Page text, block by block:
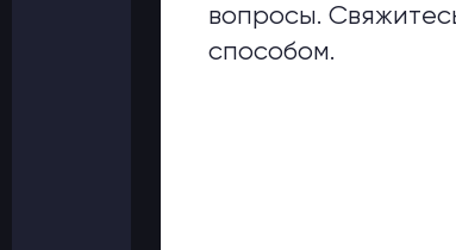
вопросы.
способом.